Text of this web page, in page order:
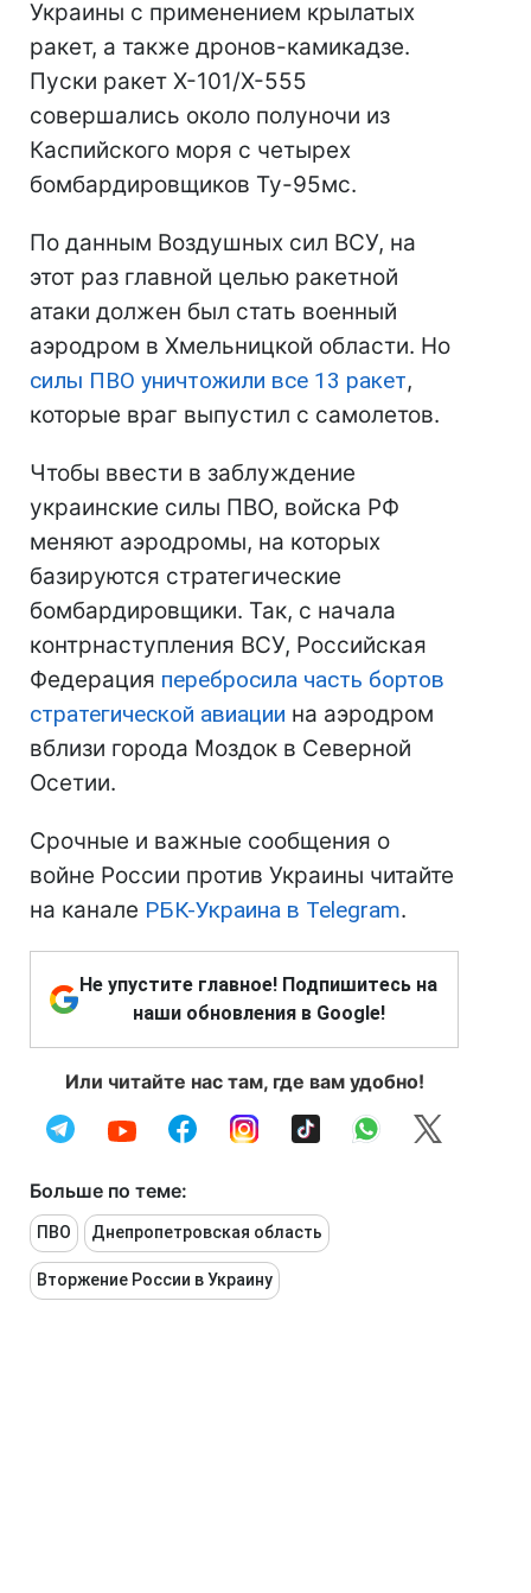
Украины с применением крылатых
ракет, а также дронов-камикадзе.
Пуски ракет Х-101/Х-555
совершались около полуночи из
Каспийского моря с четырех
бомбардировщиков Ту-95мс.
По данным Воздушных сил ВСУ, на
этот раз главной целью ракетной
атаки должен был стать военный
аэродром в Хмельницкой области. Но
силы ПВО уничтожили все 13 ракет,
которые враг выпустил с самолетов.
Чтобы ввести в заблуждение
украинские силы ПВО, войска РФ
меняют аэродромы, на которых
базируются стратегические
бомбардировщики. Так, с начала
контрнаступления ВСУ, Российская
Федерация перебросила часть бортов
стратегической авиации на аэродром
вблизи города Моздок в Северной
Осетии.
Срочные и важные сообщения о
войне России против Украины читайте
на канале РБК-Украина в Telegram.
Не упустите главное! Подпишитесь на
наши обновления в Google!
Или читайте нас там, где вам удобно!
Больше по теме:
ПВО Днепропетровская область
Вторжение России в Украину